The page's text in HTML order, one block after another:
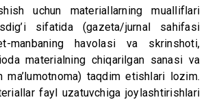
uchun materiallarning mualliflari
sifatida (gazeta/jurnal sahifasi
manbaning havolasi va skrinshoti,
materialning chiqarilgan sanasi va
ma’lumotnoma) taqdim etishlari lozim.
fayl uzatuvchiga joylashtirishlari